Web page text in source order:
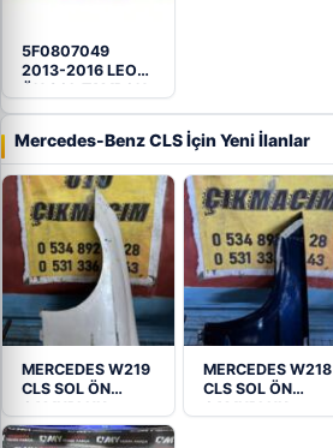
5F0807049
2013-2016 LEON
ÖN SOL TAMPON
Mercedes-Benz CLS İçin Yeni İlanlar
MERCEDES W219
CLS SOL ÖN
ÇAMURLUK
MERCEDES W218
CLS SOL ÖN
ÇAMURLUK